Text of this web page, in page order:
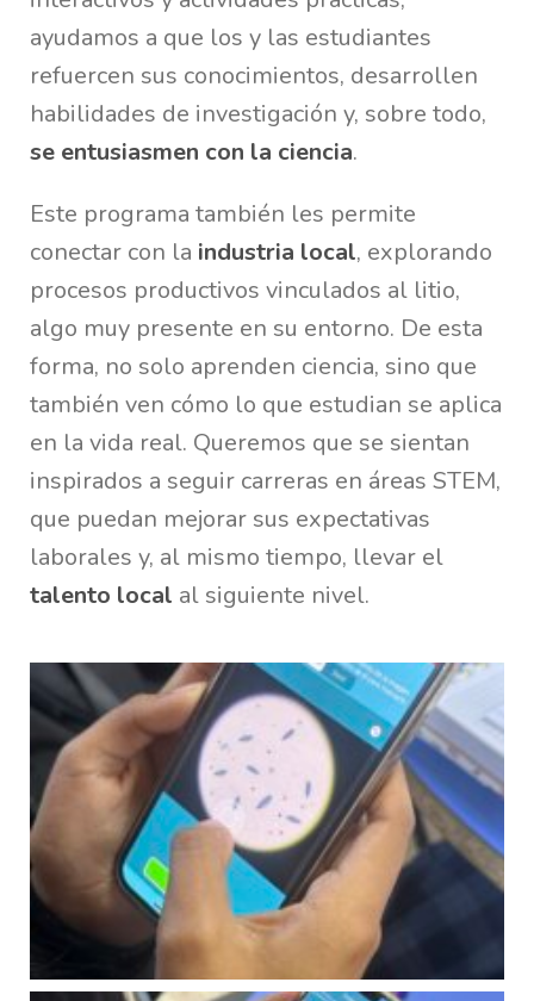
ayudamos a que los y las estudiantes
refuercen sus conocimientos, desarrollen
habilidades de investigación y, sobre todo,
se entusiasmen con la ciencia.
Este programa también les permite
conectar con la industria local, explorando
procesos productivos vinculados al litio,
algo muy presente en su entorno. De esta
forma, no solo aprenden ciencia, sino que
también ven cómo lo que estudian se aplica
en la vida real. Queremos que se sientan
inspirados a seguir carreras en áreas STEM,
que puedan mejorar sus expectativas
laborales y, al mismo tiempo, llevar el
talento local al siguiente nivel.